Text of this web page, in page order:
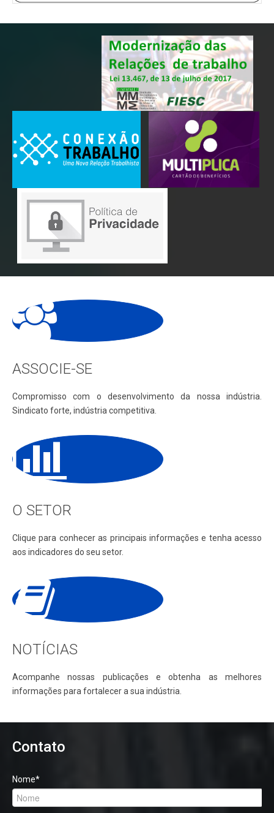
ASSOCIE-SE
Compromisso com o desenvolvimento da nossa indústria.
Sindicato forte, indústria competitiva.
O SETOR
Clique para conhecer as principais informações e tenha acesso
aos indicadores do seu setor.
NOTÍCIAS
Acompanhe nossas publicações e obtenha as melhores
informações para fortalecer a sua indústria.
Contato
Nome*